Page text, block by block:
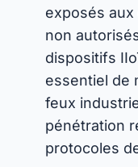
exposés
non
dispositifs
essentiel de
feux
pénétration
protocoles